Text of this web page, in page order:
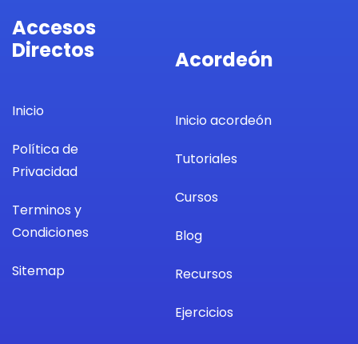
Accesos
Directos
Inicio
Política de
Privacidad
Terminos y
Condiciones
Sitemap
Acordeón
Inicio acordeón
Tutoriales
Cursos
Blog
Recursos
Ejercicios